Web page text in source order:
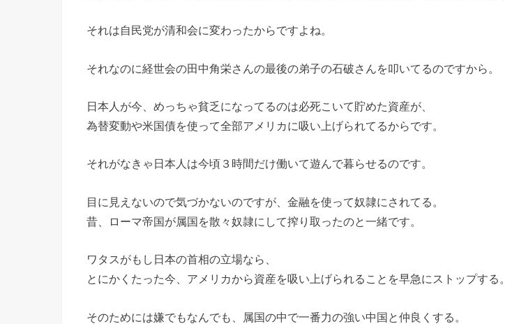
それは自民党が清和会に変わったからですよね。
それなのに経世会の田中角栄さんの最後の弟子の石破さんを叩いてるのですから。
日本人が今、めっちゃ貧乏になってるのは必死こいて貯めた資産が、
為替変動や米国債を使って全部アメリカに吸い上げられてるからです。
それがなきゃ日本人は今頃３時間だけ働いて遊んで暮らせるのです。
目に見えないので気づかないのですが、金融を使って奴隷にされてる。
昔、ローマ帝国が属国を散々奴隷にして搾り取ったのと一緒です。
ワタスがもし日本の首相の立場なら、
とにかくたった今、アメリカから資産を吸い上げられることを早急にストップする。
そのためには嫌でもなんでも、属国の中で一番力の強い中国と仲良くする。